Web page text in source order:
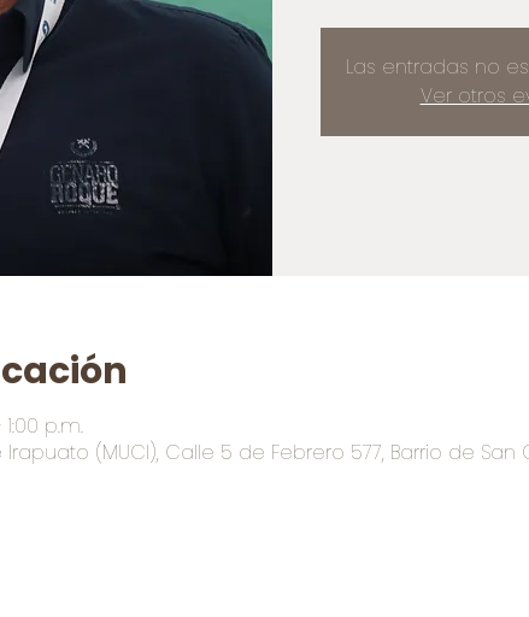
Las entradas no
Ver otros
p.m.
(MUCI), Calle 5 de Febrero 577, Barrio de San